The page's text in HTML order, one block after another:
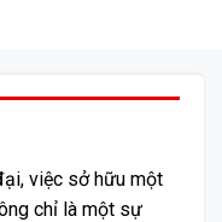
việc sở hữu một
chỉ là một sự